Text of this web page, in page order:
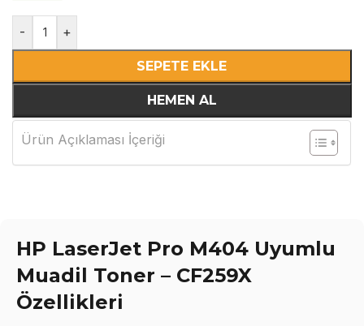
- +
SEPETE EKLE
HEMEN AL
Ürün Açıklaması İçeriği
HP LaserJet Pro M404 Uyumlu
Muadil Toner – CF259X
Özellikleri